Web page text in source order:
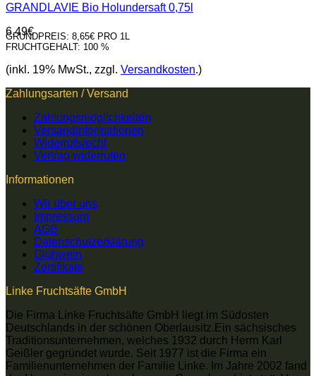
GRANDLAVIE Bio Holundersaft 0,75l
6,49€
GRUNDPREIS: 8,65€ PRO 1L
FRUCHTGEHALT: 100 %
(inkl. 19% MwSt., zzgl. Versandkosten.)
Zahlungsarten / Versand
Zahlungsmöglichkeiten
Versandinformationen
Widerrufsrecht
Vertrag widerrufen
Informationen
Wir über uns
Impressum
AGB
Datenschutzerklärung
Glühwein
Zertifikate
Linke Fruchtsäfte GmbH
Die Firma Linke Fruchtsäfte GmbH liegt im Südosten
Deutschlands in der schönen Oberlausitz.Ein sächsisches
Traditionsunternehmen, welches 1932 durch Herrn Karl
Geißler gegründet wurde. Seit 1977 ist die Firma ein
Familienunternehmen der Familie Linke. Im Jahre 2002 fand